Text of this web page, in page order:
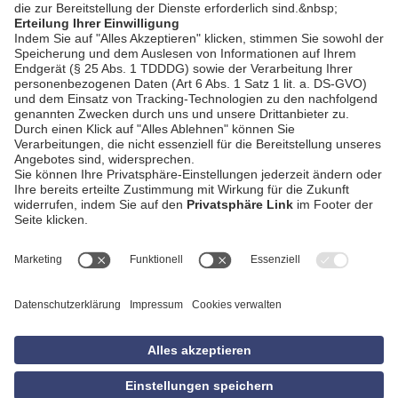
AGB
Datenschutzerklärung
Empfang